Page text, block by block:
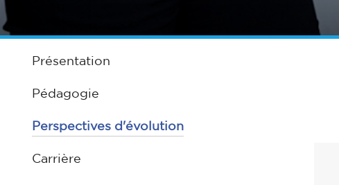
Présentation
Pédagogie
Perspectives d'évolution
Carrière